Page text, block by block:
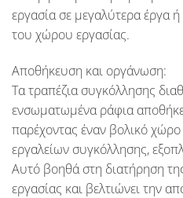
εργασία σε μεγαλύτερα έργα
του χώρου εργασίας.
Αποθήκευση και οργάνωση:
Τα τραπέζια συγκόλλησης
ενσωματωμένα ράφια
παρέχοντας έναν βολικό
εργαλείων συγκόλλησης,
Αυτό βοηθά στη διατήρηση
εργασίας και βελτιώνει την